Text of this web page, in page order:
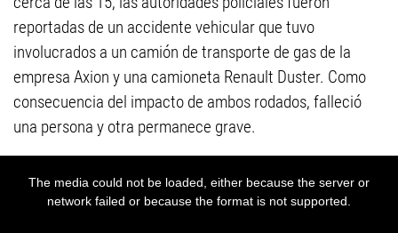
reportadas de un accidente vehicular que tuvo
involucrados a un camión de transporte de gas de la
empresa Axion y una camioneta Renault Duster. Como
consecuencia del impacto de ambos rodados, falleció
una persona y otra permanece grave.